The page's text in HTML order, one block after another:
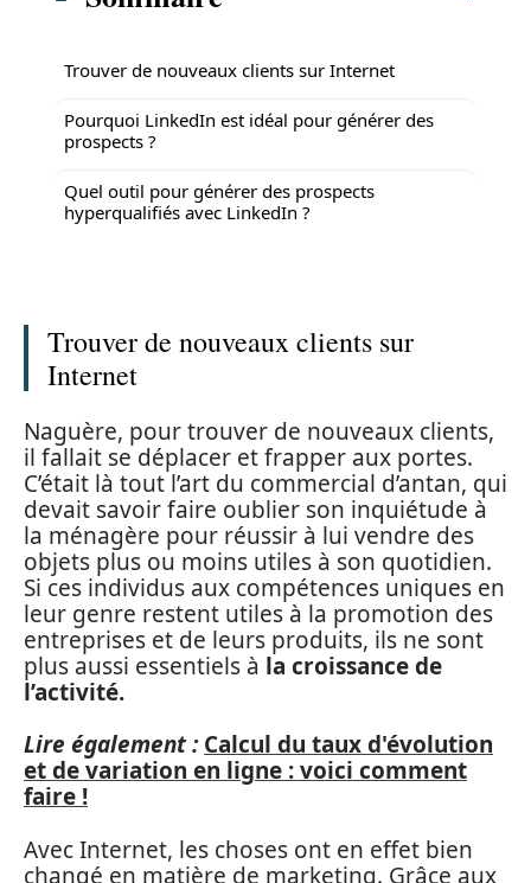
Trouver de nouveaux clients sur Internet
Pourquoi LinkedIn est idéal pour générer des
prospects ?
Quel outil pour générer des prospects
hyperqualifiés avec LinkedIn ?
Trouver de nouveaux clients sur
Internet
Naguère, pour trouver de nouveaux clients,
il fallait se déplacer et frapper aux portes.
C’était là tout l’art du commercial d’antan, qui
devait savoir faire oublier son inquiétude à
la ménagère pour réussir à lui vendre des
objets plus ou moins utiles à son quotidien.
Si ces individus aux compétences uniques en
leur genre restent utiles à la promotion des
entreprises et de leurs produits, ils ne sont
plus aussi essentiels à la croissance de
l’activité.
Lire également : Calcul du taux d'évolution
et de variation en ligne : voici comment
faire !
Avec Internet, les choses ont en effet bien
changé en matière de marketing. Grâce aux